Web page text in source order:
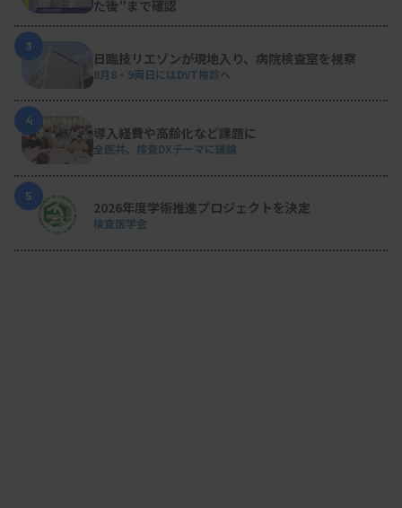
た後”まで確認
3
日臨技リエゾンが現地入り、病院検査室を視察
8月8・9両日にはDVT検診へ
4
導入経費や高齢化など課題に
全医共、検査DXテーマに議論
5
2026年度学術推進プロジェクトを決定
検査医学会